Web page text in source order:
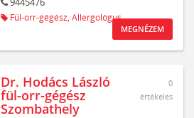
Fül-orr-gégész, Allergológus
MEGNÉZEM
Dr. Hodács László
fül-orr-gégész
Szombathely
0
értékelés